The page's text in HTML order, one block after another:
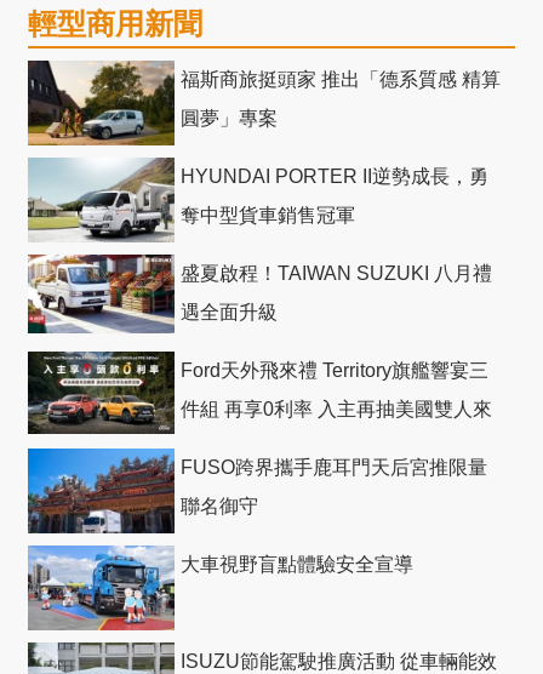
輕型商用新聞
福斯商旅挺頭家 推出「德系質感 精算
圓夢」專案
HYUNDAI PORTER II逆勢成長，勇
奪中型貨車銷售冠軍
盛夏啟程！TAIWAN SUZUKI 八月禮
遇全面升級
Ford天外飛來禮 Territory旗艦響宴三
件組 再享0利率 入主再抽美國雙人來
FUSO跨界攜手鹿耳門天后宮推限量
聯名御守
大車視野盲點體驗安全宣導
ISUZU節能駕駛推廣活動 從車輛能效